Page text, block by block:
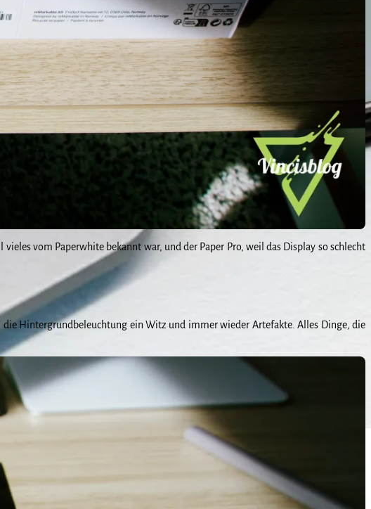
vom Paperwhite bekannt war, und der Paper Pro, weil das Display so schlecht
die Hintergrundbeleuchtung ein Witz und immer wieder Artefakte. Alles Dinge, die